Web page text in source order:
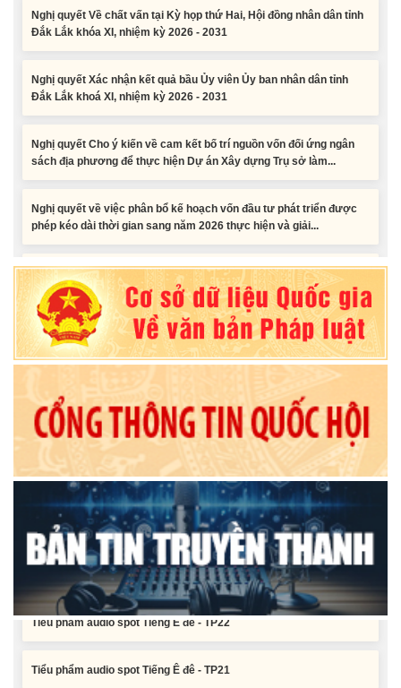
Đắk Lắk khóa XI, nhiệm kỳ 2026 - 2031
Nghị quyết Xác nhận kết quả bầu Ủy viên Ủy ban nhân dân tỉnh
Đắk Lắk khoá XI, nhiệm kỳ 2026 - 2031
Nghị quyết Cho ý kiến về cam kết bố trí nguồn vốn đối ứng ngân
sách địa phương để thực hiện Dự án Xây dựng Trụ sở làm...
Nghị quyết về việc phân bổ kế hoạch vốn đầu tư phát triển được
phép kéo dài thời gian sang năm 2026 thực hiện và giải...
Nghị quyết Vê việc điều chinh và phân bổ chi tiết kế hoạch đầu tư
công năm 2026 nguồn vốn ngân sách địa phương (đợt 2)
Nghị quyết Về chất vấn tại Kỳ họp thứ Hai, Hội đồng nhân dân tỉnh
Đắk Lắk khóa XI, nhiệm kỳ 2026 - 2031
Nghị quyết Xác nhận kết quả bầu Ủy viên Ủy ban nhân dân tỉnh
Đắk Lắk khoá XI, nhiệm kỳ 2026 - 2031
Tiểu phẩm audio spot Tiếng Ê đê - TP25
Tiểu phẩm audio spot Tiếng Ê đê - TP24
Tiểu phẩm audio spot Tiếng Ê đê - TP23
Tiểu phẩm audio spot Tiếng Ê đê - TP22